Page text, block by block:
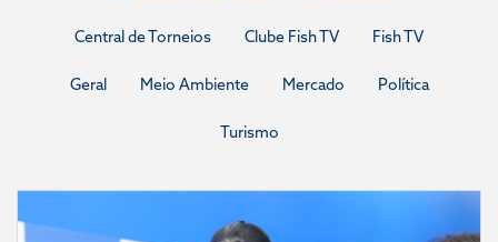
Central de Torneios Clube Fish TV Fish TV
Geral Meio Ambiente Mercado Política
Turismo